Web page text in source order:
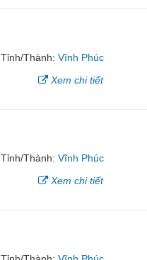
Tỉnh/Thành:Vĩnh Phúc
Xem chi tiết
Tỉnh/Thành:Vĩnh Phúc
Xem chi tiết